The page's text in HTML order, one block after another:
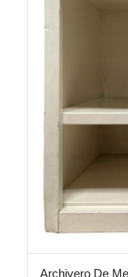
Archivero De